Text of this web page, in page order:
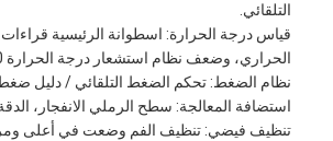
التلقائي.
قياس درجة الحرارة: اسطوانة الرئيسية
الحراري، وضعف نظام استشعار درجة الحرارة PT100.
نظام الضغط: تحكم الضغط التلقائي / دليل
استضافة المعالجة: سطح الرملي الانفجار،
تنظيف فيضي: تنظيف الفم وضعت في أعلى